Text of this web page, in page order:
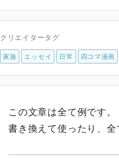
クリエイタータグ
家族 エッセイ 日常 四コマ漫画
この文章は全て例です。
書き換えて使ったり、全